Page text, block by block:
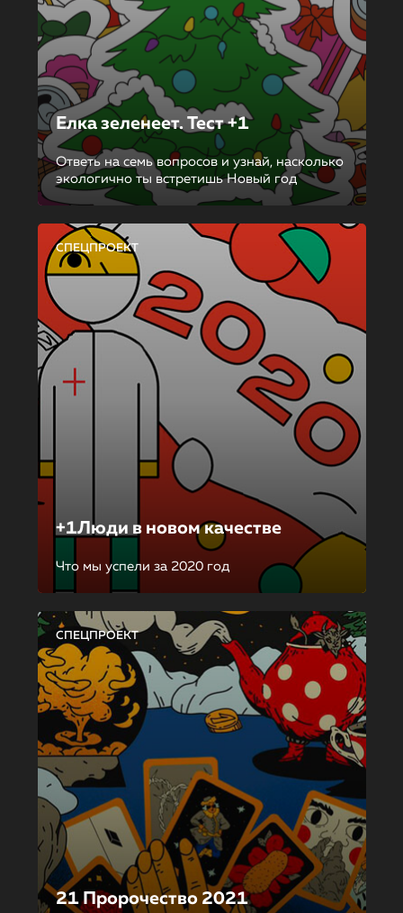
Елка зеленеет. Тест +1
Ответь на семь вопросов и узнай, насколько
экологично ты встретишь Новый год
СПЕЦПРОЕКТ
+1Люди в новом качестве
Что мы успели за 2020 год
СПЕЦПРОЕКТ
21 Пророчество 2021